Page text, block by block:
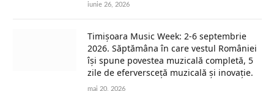
iunie 26, 2026
Timișoara Music Week: 2-6 septembrie
2026. Săptămâna în care vestul României
își spune povestea muzicală completă, 5
zile de eferversceță muzicală și inovație.
mai 20, 2026